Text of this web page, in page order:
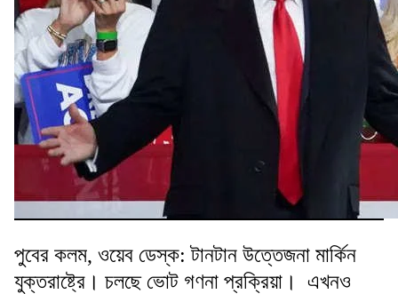
পুবের কলম, ওয়েব ডেস্ক: টানটান উত্তেজনা মার্কিন
যুক্তরাষ্ট্রে। চলছে ভোট গণনা প্রক্রিয়া। এখনও